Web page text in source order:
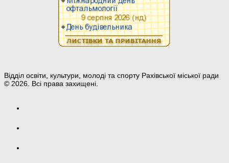
Відділ освіти, культури, молоді та спорту Рахівської міської ради
© 2026. Всі права захищені.